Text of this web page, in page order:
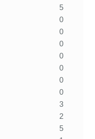
5
0
0
0
0
0
0
0
3
2
5